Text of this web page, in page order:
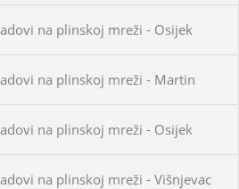
na plinskoj mreži - Osijek
na plinskoj mreži - Martin
na plinskoj mreži - Osijek
na plinskoj mreži - Višnjevac